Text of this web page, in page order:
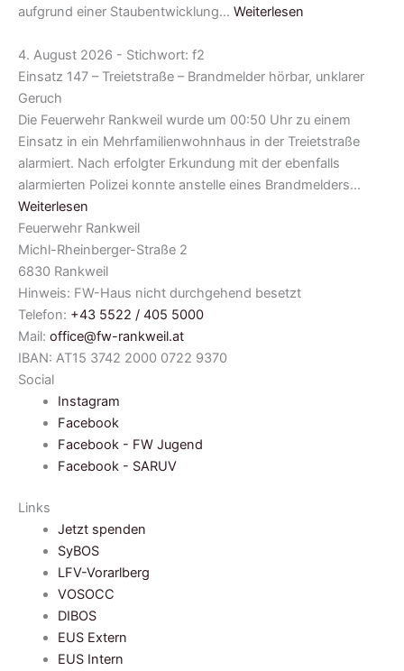
aufgrund einer Staubentwicklung… Weiterlesen
4. August 2026 - Stichwort: f2
Einsatz 147 – Treietstraße – Brandmelder hörbar, unklarer
Geruch
Die Feuerwehr Rankweil wurde um 00:50 Uhr zu einem
Einsatz in ein Mehrfamilienwohnhaus in der Treietstraße
alarmiert. Nach erfolgter Erkundung mit der ebenfalls
alarmierten Polizei konnte anstelle eines Brandmelders…
Weiterlesen
Feuerwehr Rankweil
Michl-Rheinberger-Straße 2
6830 Rankweil
Hinweis: FW-Haus nicht durchgehend besetzt
Telefon: +43 5522 / 405 5000
Mail: office@fw-rankweil.at
IBAN: AT15 3742 2000 0722 9370
Social
Instagram
Facebook
Facebook - FW Jugend
Facebook - SARUV
Links
Jetzt spenden
SyBOS
LFV-Vorarlberg
VOSOCC
DIBOS
EUS Extern
EUS Intern